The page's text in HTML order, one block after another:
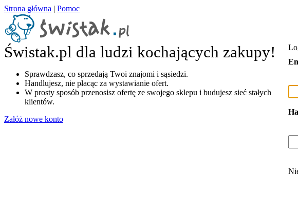
Strona główna | Pomoc
Świstak.pl dla ludzi kochających zakupy!
Sprawdzasz, co sprzedają Twoi znajomi i sąsiedzi.
Handlujesz, nie płacąc za wystawianie ofert.
W prosty sposób przenosisz ofertę ze swojego sklepu i budujesz sieć stałych
klientów.
Załóż nowe konto